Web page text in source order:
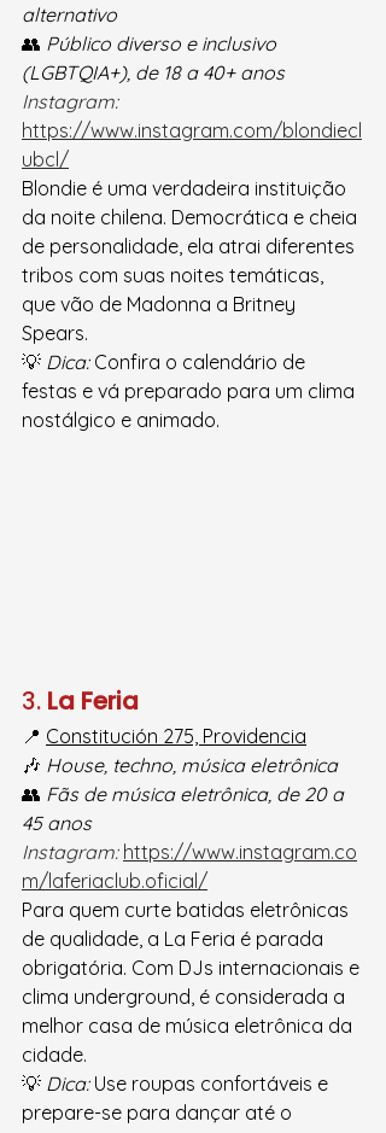
alternativo
👥 Público diverso e inclusivo
(LGBTQIA+), de 18 a 40+ anos
Instagram:
https://www.instagram.com/blondiecl
ubcl/
Blondie é uma verdadeira instituição
da noite chilena. Democrática e cheia
de personalidade, ela atrai diferentes
tribos com suas noites temáticas,
que vão de Madonna a Britney
Spears.
💡 Dica: Confira o calendário de
festas e vá preparado para um clima
nostálgico e animado.
3. La Feria
📍 Constitución 275, Providencia
🎶 House, techno, música eletrônica
👥 Fãs de música eletrônica, de 20 a
45 anos
Instagram: https://www.instagram.co
m/laferiaclub.oficial/
Para quem curte batidas eletrônicas
de qualidade, a La Feria é parada
obrigatória. Com DJs internacionais e
clima underground, é considerada a
melhor casa de música eletrônica da
cidade.
💡 Dica: Use roupas confortáveis e
prepare-se para dançar até o